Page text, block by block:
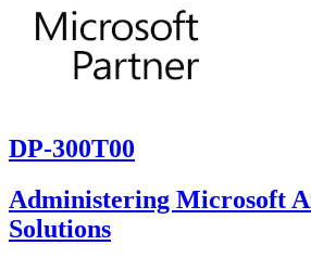
DP-300T00
Administering Microsoft
Solutions